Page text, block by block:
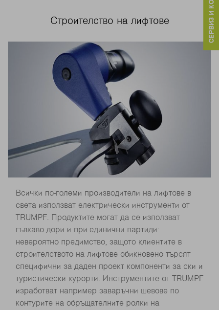
Строителство на лифтове
Всички по-големи производители на лифтове в
света използват електрически инструменти от
TRUMPF. Продуктите могат да се използват
гъвкаво дори и при единични партиди:
невероятно предимство, защото клиентите в
строителството на лифтове обикновено търсят
специфични за даден проект компоненти за ски и
туристически курорти. Инструментите от TRUMPF
изработват например заваръчни шевове по
контурите на обръщателните ролки на